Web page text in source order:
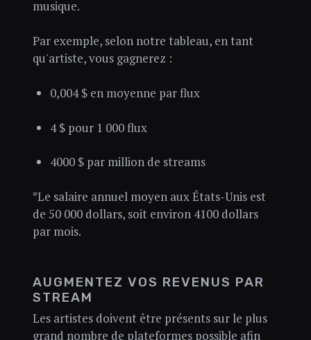
musique.
Par exemple, selon notre tableau, en tant
qu'artiste, vous gagnerez :
0,004 $ en moyenne par flux
4 $ pour 1 000 flux
4000 $ par million de streams
*Le salaire annuel moyen aux États-Unis est
de 50 000 dollars, soit environ 4100 dollars
par mois.
AUGMENTEZ VOS REVENUS PAR
STREAM
Les artistes doivent être présents sur le plus
grand nombre de plateformes possible afin